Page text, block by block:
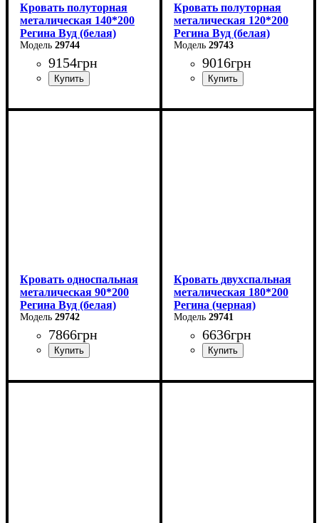
Кровать полуторная
металическая 140*200
Регина Вуд (белая)
29744
9154грн
Ширина: 140 см
Кровать полуторная
металическая 120*200
Регина Вуд (белая)
29743
9016грн
Ширина: 120 см
Кровать односпальная
металическая 90*200
Регина Вуд (белая)
29742
7866грн
Ширина: 90 см
Кровать двухспальная
металическая 180*200
Регина (черная)
29741
6636грн
Ширина: 180 см